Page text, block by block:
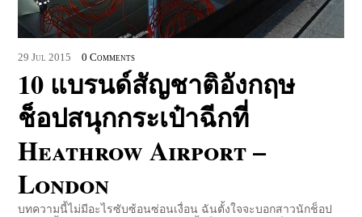
29 Jul 2015 0 Comments
10 แบรนด์สัญชาติอังกฤษ
ช็อปสนุกกระเป๋าฉีกที่
Heathrow Airport –
London
บทความนี้ไม่มีอะไรซับซ้อนซ่อนเงื่อน ฉันตั้งใจจะบอกสาวนักช็อป